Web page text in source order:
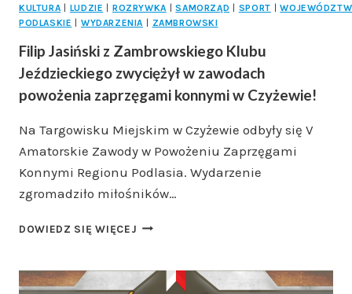
KULTURA | LUDZIE | ROZRYWKA | SAMORZĄD | SPORT |
PODLASKIE | WYDARZENIA | ZAMBROWSKI
Filip Jasiński z Zambrowskiego Klubu
Jeździeckiego zwyciężył w zawodach
powożenia zaprzęgami konnymi w Czyżewie!
Na Targowisku Miejskim w Czyżewie odbyły się V
Amatorskie Zawody w Powożeniu Zaprzęgami
Konnymi Regionu Podlasia. Wydarzenie
zgromadziło miłośników…
DOWIEDZ SIĘ WIĘCEJ FILIP
ZAMBROWSKIEGO
KLUBU